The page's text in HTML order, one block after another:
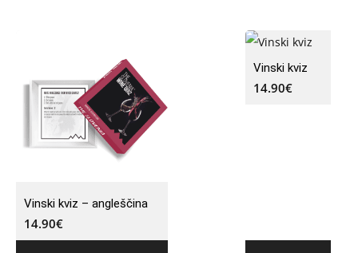
Vinski kviz – angleščina
14.90€
Vinski kviz
14.90€